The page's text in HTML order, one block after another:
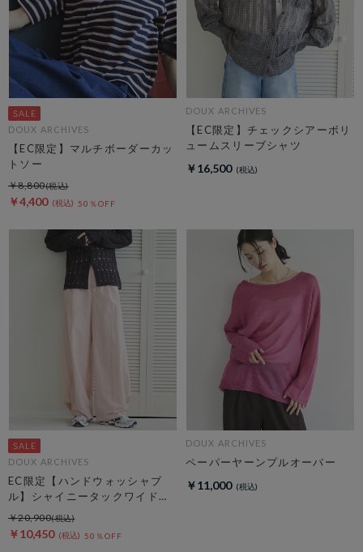
DOUX ARCHIVES
【EC限定】マルチボーダーカッ
トソー
￥4,400 50％OFF
￥8,800
DOUX ARCHIVES
【EC限定】チェックシアーボリ
ュームスリーブシャツ
￥16,500
DOUX ARCHIVES
EC限定【ハンドウォッシャブ
ル】シャイニータックワイドパ
ンツ
￥10,450 50％OFF
￥20,900
DOUX ARCHIVES
ペーパーヤーンプルオーバー
￥11,000